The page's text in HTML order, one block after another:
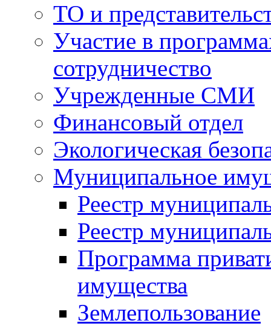
ТО и
Участие в
сотрудничество
Учрежденные СМИ
Финансовый отдел
Экологическая
Муниципальное
Реестр
Реестр
Программа
имущества
Землепользование